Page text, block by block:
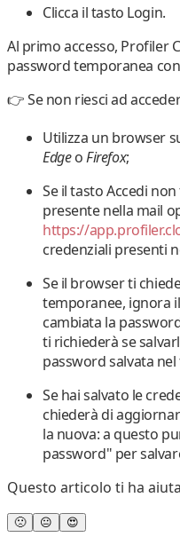
Clicca il tasto Login.
Al primo accesso, Profiler
password temporanea
👉 Se non riesci ad
Utilizza un browser
EdgeoFirefox;
Se il tasto Accedi
presente nella mail
https://
credenziali presenti
Se il browser ti
temporanee, ignora
cambiata la
ti richiederà se
password salvata
Se hai salvato le
chiederà di
la nuova: a questo
password" per
Questo articolo ti ha
🙁 😐 😍